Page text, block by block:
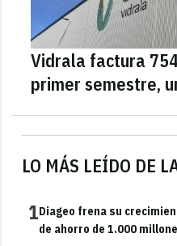
LO MÁS LEÍDO DE
1Diageo frena su
de ahorro de 1.000
Vidrala factura
primer semestre,